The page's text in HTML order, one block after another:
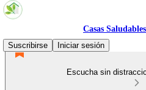
Casas
Suscribirse
Iniciar sesión
Escucha sin